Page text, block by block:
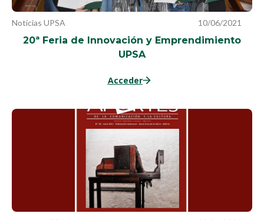
Noticias UPSA 10/06/2021
20ª Feria de Innovación y Emprendimiento
UPSA
Acceder